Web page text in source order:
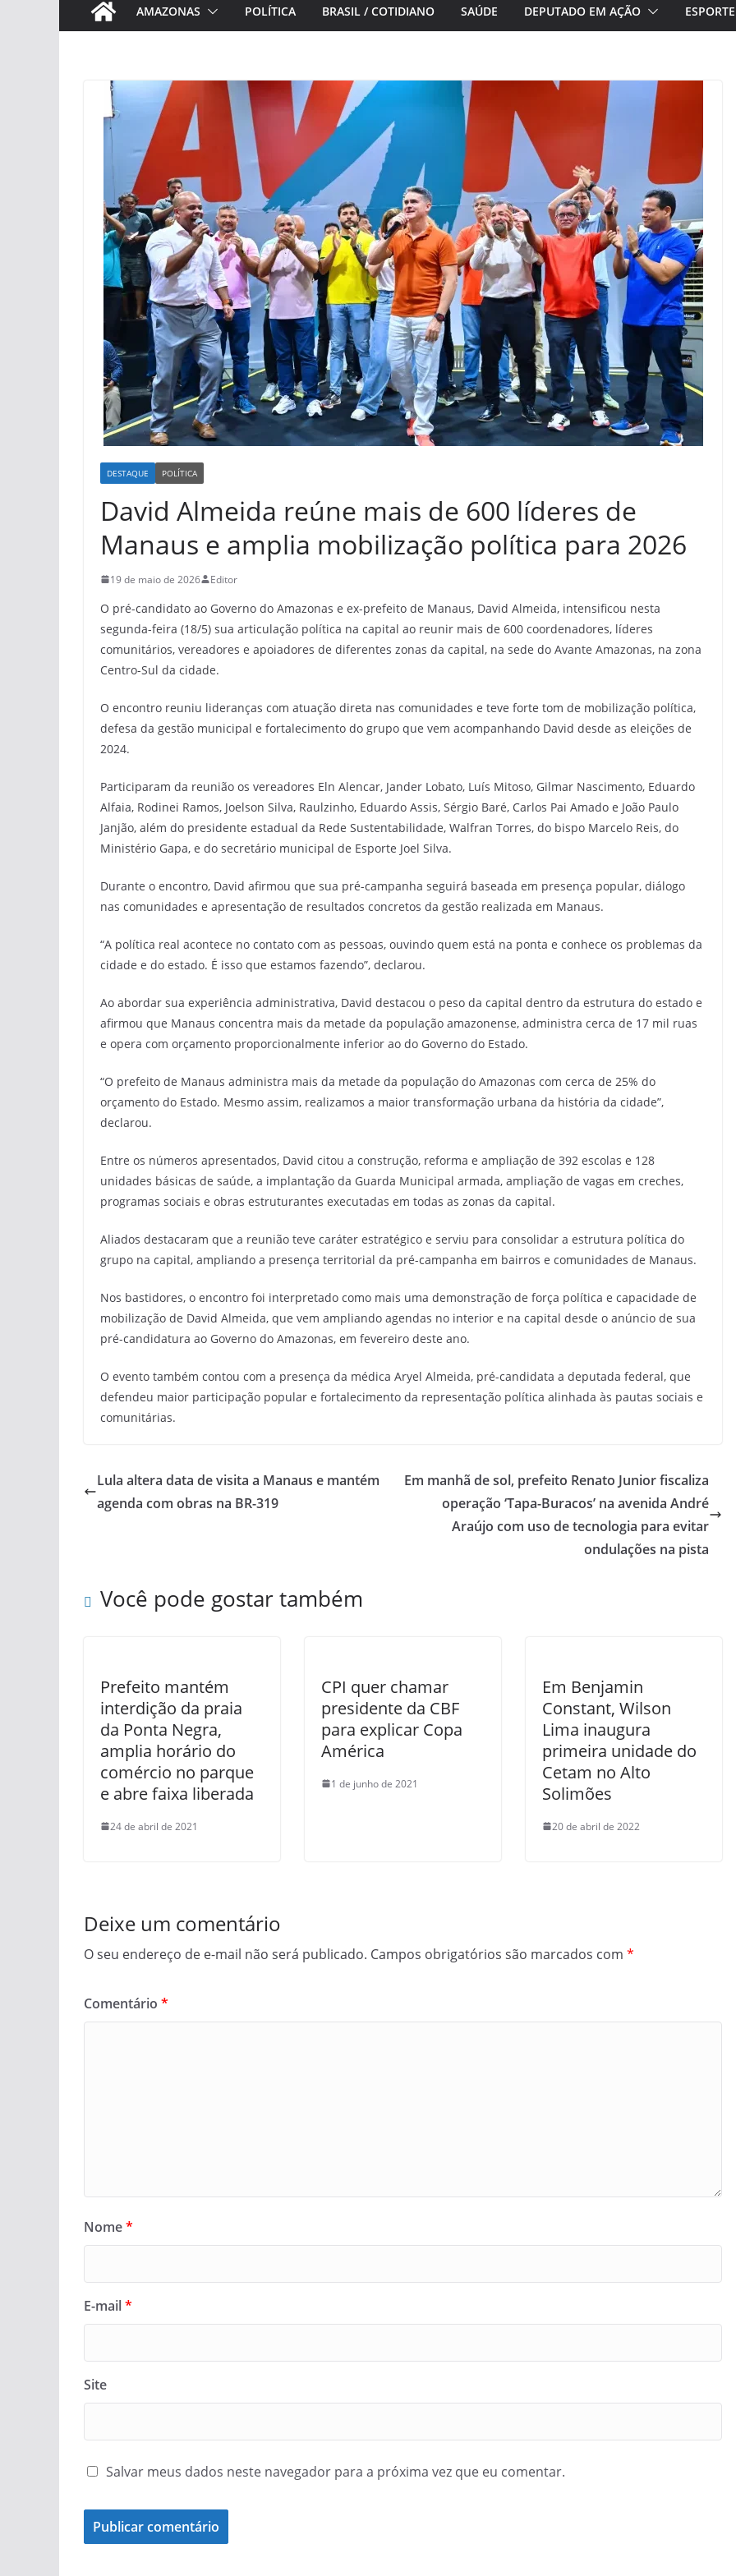
AMAZONAS POLÍTICA BRASIL / COTIDIANO SAÚDE DEPUTADO EM AÇÃO ESPORTE
DESTAQUE POLÍTICA
David Almeida reúne mais de 600 líderes de
Manaus e amplia mobilização política para 2026
19 de maio de 2026 Editor
O pré-candidato ao Governo do Amazonas e ex-prefeito de Manaus, David Almeida, intensificou nesta
segunda-feira (18/5) sua articulação política na capital ao reunir mais de 600 coordenadores, líderes
comunitários, vereadores e apoiadores de diferentes zonas da capital, na sede do Avante Amazonas, na zona
Centro-Sul da cidade.
O encontro reuniu lideranças com atuação direta nas comunidades e teve forte tom de mobilização política,
defesa da gestão municipal e fortalecimento do grupo que vem acompanhando David desde as eleições de
2024.
Participaram da reunião os vereadores Eln Alencar, Jander Lobato, Luís Mitoso, Gilmar Nascimento, Eduardo
Alfaia, Rodinei Ramos, Joelson Silva, Raulzinho, Eduardo Assis, Sérgio Baré, Carlos Pai Amado e João Paulo
Janjão, além do presidente estadual da Rede Sustentabilidade, Walfran Torres, do bispo Marcelo Reis, do
Ministério Gapa, e do secretário municipal de Esporte Joel Silva.
Durante o encontro, David afirmou que sua pré-campanha seguirá baseada em presença popular, diálogo
nas comunidades e apresentação de resultados concretos da gestão realizada em Manaus.
“A política real acontece no contato com as pessoas, ouvindo quem está na ponta e conhece os problemas da
cidade e do estado. É isso que estamos fazendo”, declarou.
Ao abordar sua experiência administrativa, David destacou o peso da capital dentro da estrutura do estado e
afirmou que Manaus concentra mais da metade da população amazonense, administra cerca de 17 mil ruas
e opera com orçamento proporcionalmente inferior ao do Governo do Estado.
“O prefeito de Manaus administra mais da metade da população do Amazonas com cerca de 25% do
orçamento do Estado. Mesmo assim, realizamos a maior transformação urbana da história da cidade”,
declarou.
Entre os números apresentados, David citou a construção, reforma e ampliação de 392 escolas e 128
unidades básicas de saúde, a implantação da Guarda Municipal armada, ampliação de vagas em creches,
programas sociais e obras estruturantes executadas em todas as zonas da capital.
Aliados destacaram que a reunião teve caráter estratégico e serviu para consolidar a estrutura política do
grupo na capital, ampliando a presença territorial da pré-campanha em bairros e comunidades de Manaus.
Nos bastidores, o encontro foi interpretado como mais uma demonstração de força política e capacidade de
mobilização de David Almeida, que vem ampliando agendas no interior e na capital desde o anúncio de sua
pré-candidatura ao Governo do Amazonas, em fevereiro deste ano.
O evento também contou com a presença da médica Aryel Almeida, pré-candidata a deputada federal, que
defendeu maior participação popular e fortalecimento da representação política alinhada às pautas sociais e
comunitárias.
Lula altera data de visita a Manaus e mantém
agenda com obras na BR-319
Em manhã de sol, prefeito Renato Junior fiscaliza
operação ‘Tapa-Buracos’ na avenida André
Araújo com uso de tecnologia para evitar
ondulações na pista
Você pode gostar também
Prefeito mantém
interdição da praia
da Ponta Negra,
amplia horário do
comércio no parque
e abre faixa liberada
24 de abril de 2021
CPI quer chamar
presidente da CBF
para explicar Copa
América
1 de junho de 2021
Em Benjamin
Constant, Wilson
Lima inaugura
primeira unidade do
Cetam no Alto
Solimões
20 de abril de 2022
Deixe um comentário
O seu endereço de e-mail não será publicado. Campos obrigatórios são marcados com *
Comentário *
Nome*
E-mail*
Site
Salvar meus dados neste navegador para a próxima vez que eu comentar.